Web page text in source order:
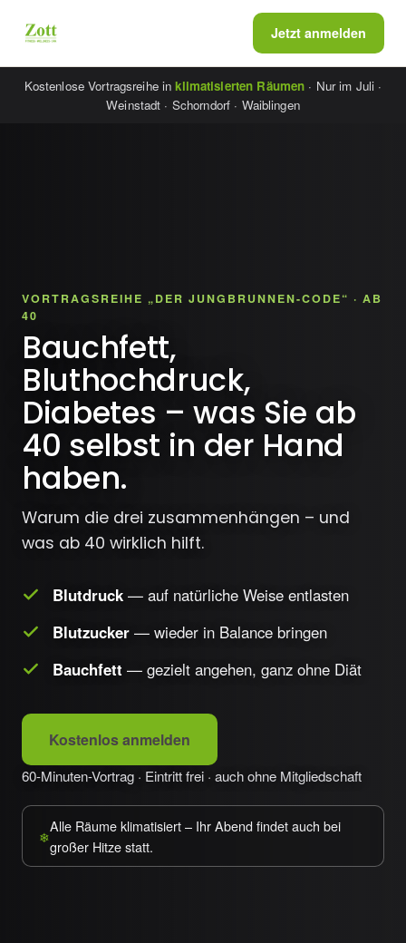
Jetzt anmelden
Kostenlose Vortragsreihe inklimatisierten Räumen · Nur im Juli ·
Weinstadt · Schorndorf · Waiblingen
VORTRAGSREIHE „DER JUNGBRUNNEN-CODE“ · AB
40
Bauchfett,
Bluthochdruck,
Diabetes – was Sie ab
40 selbst in der Hand
haben.
Warum die drei zusammenhängen – und
was ab 40 wirklich hilft.
Blutdruck — auf natürliche Weise entlasten
Blutzucker — wieder in Balance bringen
Bauchfett — gezielt angehen, ganz ohne Diät
Kostenlos anmelden
60-Minuten-Vortrag · Eintritt frei · auch ohne Mitgliedschaft
Alle Räume klimatisiert – Ihr Abend findet auch bei
großer Hitze statt.